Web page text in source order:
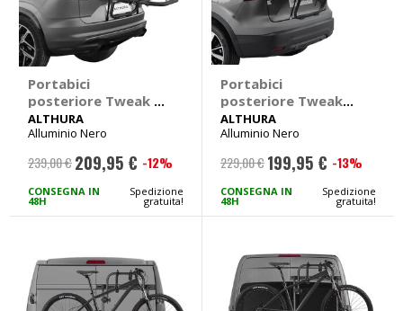
Portabici
posteriore Tweak 3
Black Edition -
ALTHURA
ALTHURA
Alluminio Nero
239,00 € Prezzo
speciale
209,95 € -12%
CONSEGNA IN
48H
Spedizione
gratuita!
Portabici
posteriore Tweak
E-Bike 2 Black
Edition - ALTHURA
ALTHURA
Alluminio Nero
229,00 € Prezzo
speciale
199,95 € -13%
CONSEGNA IN
48H
Spedizione
gratuita!